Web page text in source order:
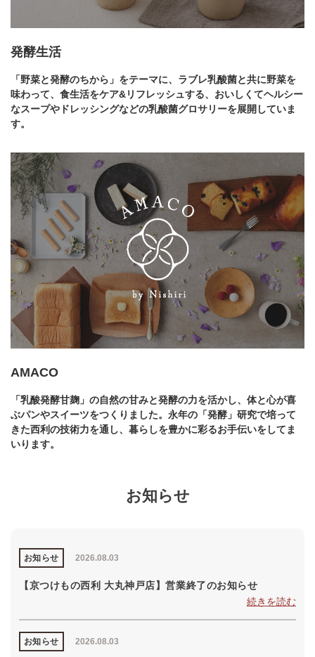
発酵生活
「野菜と発酵のちから」をテーマに、ラブレ乳酸菌と共に野菜を
味わって、食生活をケア&リフレッシュする、おいしくてヘルシー
なスープやドレッシングなどの乳酸菌グロサリーを展開していま
す。
AMACO
「乳酸発酵甘麹」の自然の甘みと発酵の力を活かし、体と心が喜
ぶパンやスイーツをつくりました。永年の「発酵」研究で培って
きた西利の技術力を通し、暮らしを豊かに彩るお手伝いをしてま
いります。
お知らせ
2026.08.03
お知らせ
【京つけもの西利 大丸神戸店】営業終了のお知らせ
続きを読む
2026.08.03
お知らせ